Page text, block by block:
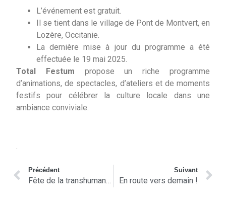
L’événement est gratuit.
Il se tient dans le village de Pont de Montvert, en
Lozère, Occitanie.
La dernière mise à jour du programme a été
effectuée le 19 mai 2025.
Total Festum propose un riche programme
d’animations, de spectacles, d’ateliers et de moments
festifs pour célébrer la culture locale dans une
ambiance conviviale.
.
Précédent
Fête de la transhumance aux Ayres samedi 7 juin 2025
Suivant
En route vers demain !